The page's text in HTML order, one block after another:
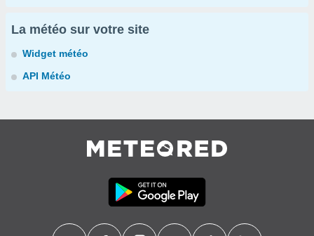
La météo sur votre site
Widget météo
API Météo